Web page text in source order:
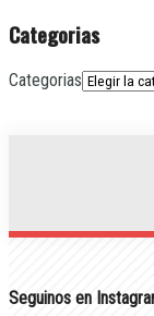
Categorias
Categorias
Seguinos en